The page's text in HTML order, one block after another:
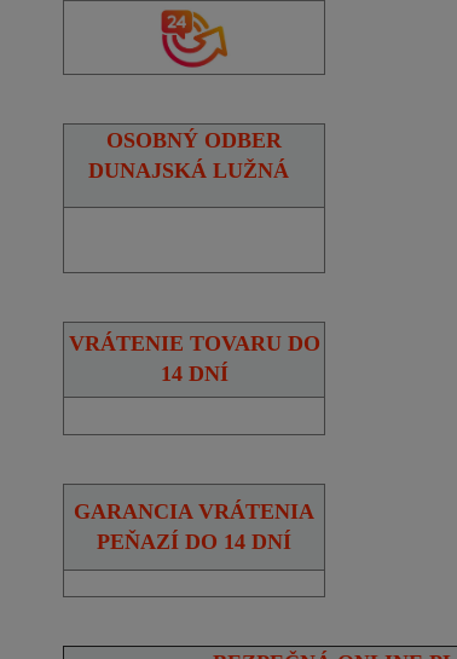
OSOBNÝ ODBER
DUNAJSKÁ LUŽNÁ
VRÁTENIE TOVARU DO
14 DNÍ
GARANCIA VRÁTENIA
PEŇAZÍ DO 14 DNÍ